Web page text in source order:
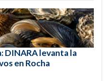
DINARA levanta la
en Rocha